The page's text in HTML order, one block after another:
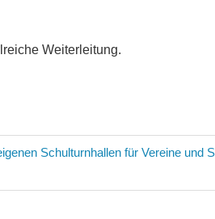
Weiterleitung.
Schulturnhallen für Vereine und